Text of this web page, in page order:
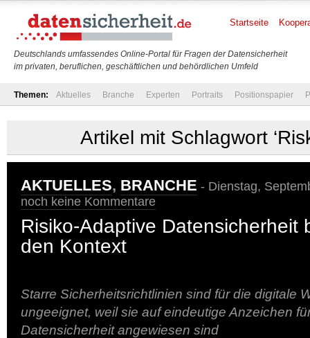
Deutschlands umfassendes Online-Portal für Fragen der Datensicherheit
im privaten, beruflichen, geschäftlichen und behördlichen Umfeld
Startseite
Themen: Aktuelles Branche Experten Portraits Positionspapier
Artikel mit Schlagwort
AKTUELLES, BRANCHE - Dienstag,
noch keine Kommentare
Risiko-Adaptive Datensicherheit
den Kontext
Starre Sicherheitsrichtlinien sind für die digitale
ungeeignet, weil sie auf eindeutige Anzeichen
Datensicherheit angewiesen sind